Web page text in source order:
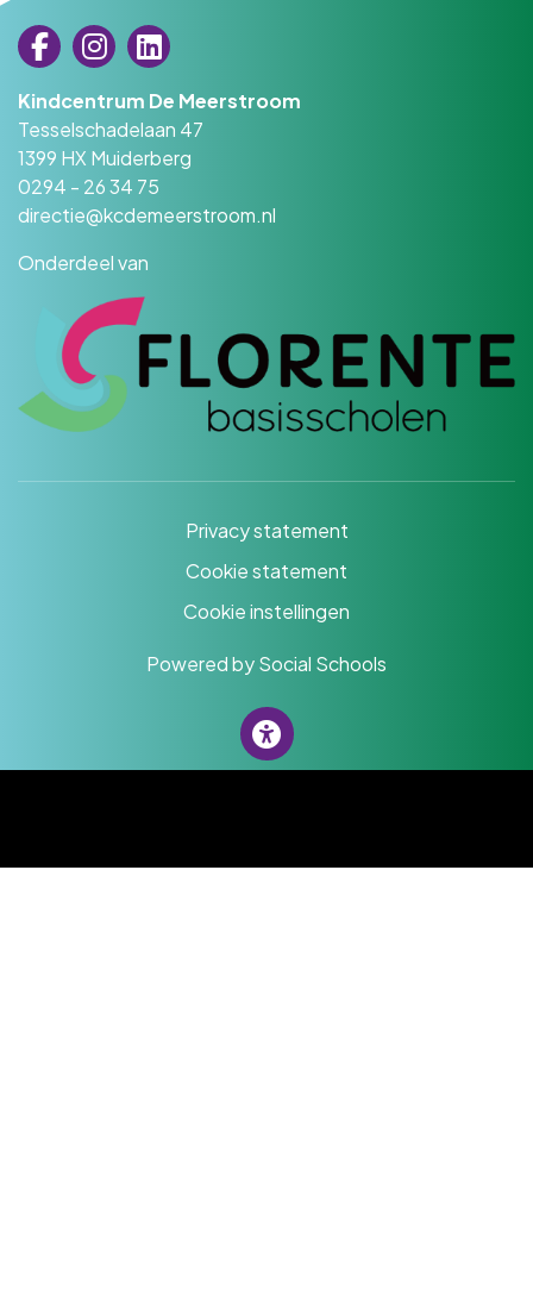
Kindcentrum De Meerstroom
Tesselschadelaan 47
1399 HX Muiderberg
0294 - 26 34 75
directie@kcdemeerstroom.nl
Onderdeel van
Privacy statement
Cookie statement
Cookie instellingen
Powered bySocial Schools